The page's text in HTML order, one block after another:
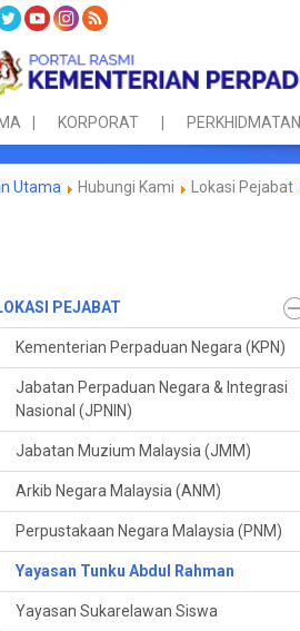
KORPORAT PERKHIDMATAN
Utama Hubungi Kami Lokasi Pejabat
PEJABAT
Kementerian Perpaduan Negara (KPN)
Jabatan Perpaduan Negara & Integrasi
Nasional (JPNIN)
Jabatan Muzium Malaysia (JMM)
Arkib Negara Malaysia (ANM)
Perpustakaan Negara Malaysia (PNM)
Yayasan Tunku Abdul Rahman
Yayasan Sukarelawan Siswa